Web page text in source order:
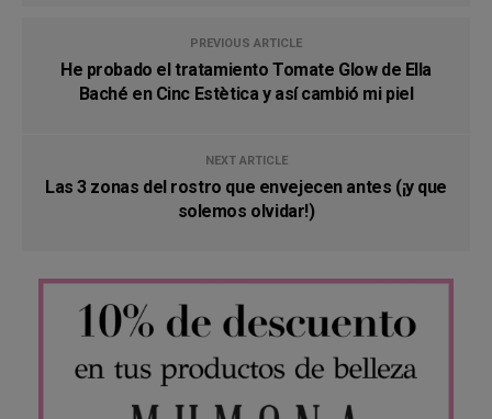
PREVIOUS ARTICLE
He probado el tratamiento Tomate Glow de Ella
Baché en Cinc Estètica y así cambió mi piel
NEXT ARTICLE
Las 3 zonas del rostro que envejecen antes (¡y que
solemos olvidar!)